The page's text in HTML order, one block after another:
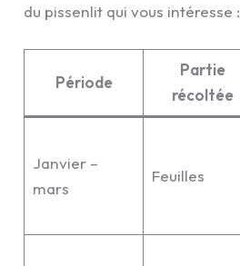
du pissenlit qui vous intéresse :
Période
Partie
récoltée
Janvier –
mars
Feuilles